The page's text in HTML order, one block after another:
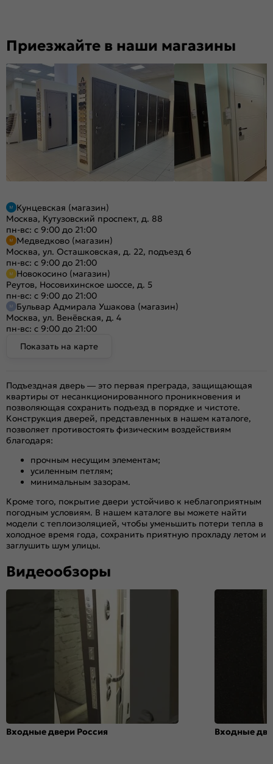
Приезжайте в наши магазины
Кунцевская (магазин)
Москва, Кутузовский проспект, д. 88
пн-вс: с 9:00 до 21:00
Медведково (магазин)
Москва, ул. Осташковская, д. 22, подъезд 6
пн-вс: с 9:00 до 21:00
Новокосино (магазин)
Реутов, Носовихинское шоссе, д. 5
пн-вс: с 9:00 до 21:00
Бульвар Адмирала Ушакова (магазин)
Москва, ул. Венёвская, д. 4
пн-вс: с 9:00 до 21:00
Показать на карте
Подъездная дверь — это первая преграда, защищающая
квартиры от несанкционированного проникновения и
позволяющая сохранить подъезд в порядке и чистоте.
Конструкция дверей, представленных в нашем каталоге,
позволяет противостоять физическим воздействиям
благодаря:
прочным несущим элементам;
усиленным петлям;
минимальным зазорам.
Кроме того, покрытие двери устойчиво к неблагоприятным
погодным условиям. В нашем каталоге вы можете найти
модели с теплоизоляцией, чтобы уменьшить потери тепла в
холодное время года, сохранить приятную прохладу летом и
заглушить шум улицы.
Видеообзоры
Входные двери Россия Входные